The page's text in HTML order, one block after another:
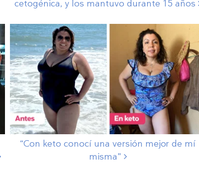
cetogénica, y los mantuvo durante 15años
“Con keto conocí una versión mejor de mí
misma"